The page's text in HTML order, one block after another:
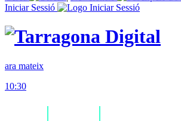
Iniciar Sessió
ara mateix
10:30